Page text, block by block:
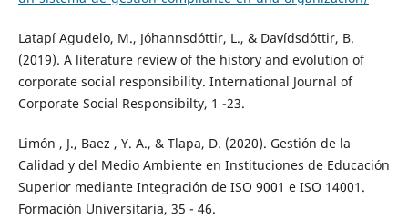
Latapí Agudelo, M., Jóhannsdóttir, L., & Davídsdóttir, B.
(2019). A literature review of the history and evolution of
corporate social responsibility. International Journal of
Corporate Social Responsibilty, 1 -23.
Limón , J., Baez , Y. A., & Tlapa, D. (2020). Gestión de la
Calidad y del Medio Ambiente en Instituciones de Educación
Superior mediante Integración de ISO 9001 e ISO 14001.
Formación Universitaria, 35 - 46.